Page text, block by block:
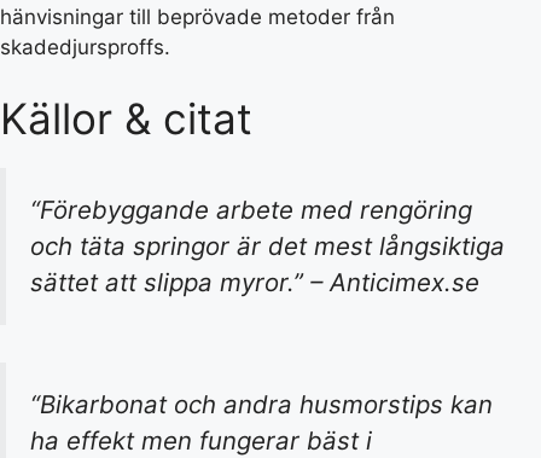
hänvisningar till beprövade metoder från
skadedjursproffs.
Källor & citat
“Förebyggande arbete med rengöring
och täta springor är det mest långsiktiga
sättet att slippa myror.” – Anticimex.se
“Bikarbonat och andra husmorstips kan
ha effekt men fungerar bäst i